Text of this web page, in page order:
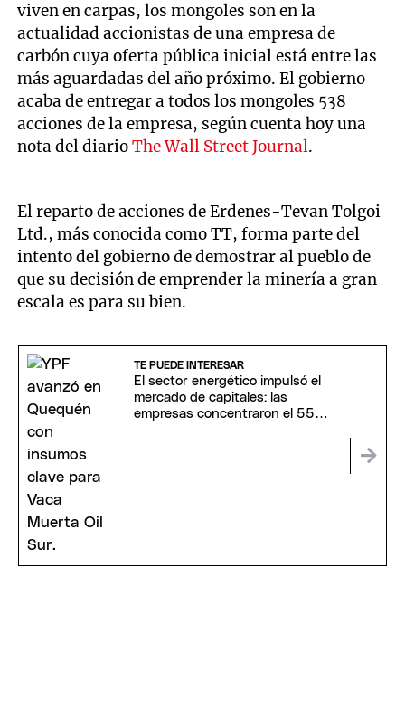
viven en carpas, los mongoles son en la
actualidad accionistas de una empresa de
carbón cuya oferta pública inicial está entre las
más aguardadas del año próximo. El gobierno
acaba de entregar a todos los mongoles 538
acciones de la empresa, según cuenta hoy una
nota del diarioThe Wall Street Journal.
El reparto de acciones de Erdenes-Tevan Tolgoi
Ltd., más conocida como TT, forma parte del
intento del gobierno de demostrar al pueblo de
que su decisión de emprender la minería a gran
escala es para su bien.
TE PUEDE INTERESAR
El sector energético impulsó el
mercado de capitales: las
empresas concentraron el 55%